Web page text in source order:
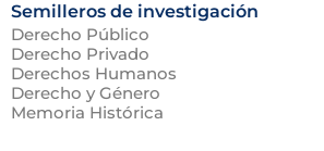
Semilleros de investigación
Derecho Público
Derecho Privado
Derechos Humanos
Derecho y Género
Memoria Histórica